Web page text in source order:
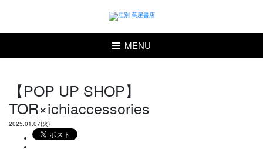
MENU
【POP UP SHOP】
TOR×ichiaccessories
2025.01.07(火)